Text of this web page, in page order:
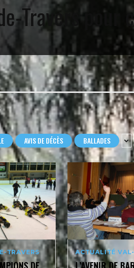
Travers pour
AVIS DE DÉCÈS BALLADES
TRAVERS
DE
ACTUALITÉ
L’AVENIR DE